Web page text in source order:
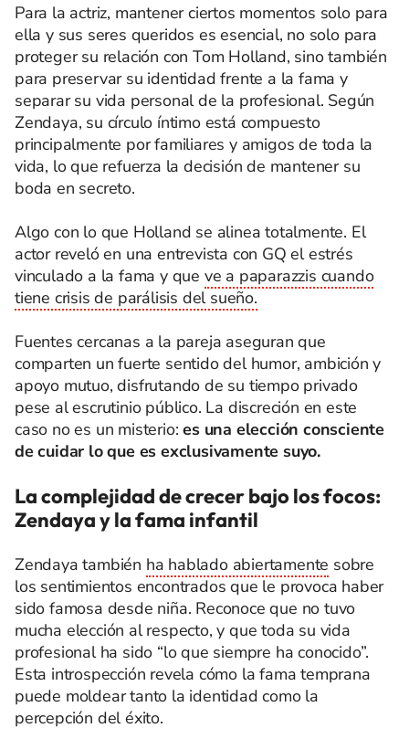
Para la actriz, mantener ciertos momentos solo para
ella y sus seres queridos es esencial, no solo para
proteger su relación con Tom Holland, sino también
para preservar su identidad frente a la fama y
separar su vida personal de la profesional. Según
Zendaya, su círculo íntimo está compuesto
principalmente por familiares y amigos de toda la
vida, lo que refuerza la decisión de mantener su
boda en secreto.
Algo con lo que Holland se alinea totalmente. El
actor reveló en una entrevista con GQ el estrés
vinculado a la fama y que ve a paparazzis cuando
tiene crisis de parálisis del sueño.
Fuentes cercanas a la pareja aseguran que
comparten un fuerte sentido del humor, ambición y
apoyo mutuo, disfrutando de su tiempo privado
pese al escrutinio público. La discreción en este
caso no es un misterio: es una elección consciente
de cuidar lo que es exclusivamente suyo.
La complejidad de crecer bajo los focos:
Zendaya y la fama infantil
Zendaya también ha hablado abiertamente sobre
los sentimientos encontrados que le provoca haber
sido famosa desde niña. Reconoce que no tuvo
mucha elección al respecto, y que toda su vida
profesional ha sido “lo que siempre ha conocido”.
Esta introspección revela cómo la fama temprana
puede moldear tanto la identidad como la
percepción del éxito.